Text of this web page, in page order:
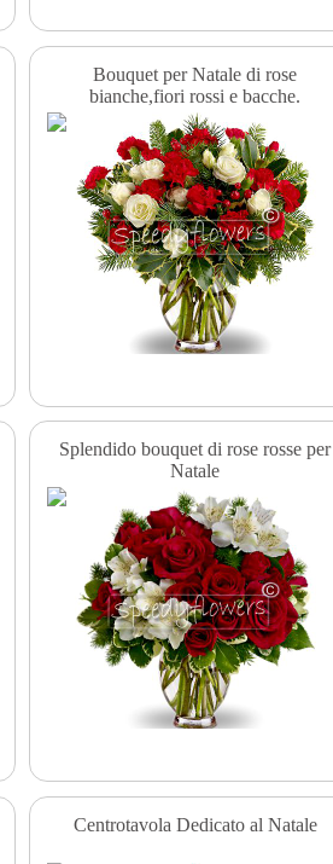
Bouquet per Natale di rose
bianche,fiori rossi e bacche.
Splendido bouquet di rose rosse per
Natale
Centrotavola Dedicato al Natale